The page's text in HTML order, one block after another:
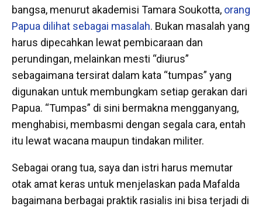
bangsa, menurut akademisi Tamara Soukotta, orang
Papua dilihat sebagai masalah. Bukan masalah yang
harus dipecahkan lewat pembicaraan dan
perundingan, melainkan mesti “diurus”
sebagaimana tersirat dalam kata “tumpas” yang
digunakan untuk membungkam setiap gerakan dari
Papua. “Tumpas” di sini bermakna mengganyang,
menghabisi, membasmi dengan segala cara, entah
itu lewat wacana maupun tindakan militer.
Sebagai orang tua, saya dan istri harus memutar
otak amat keras untuk menjelaskan pada Mafalda
bagaimana berbagai praktik rasialis ini bisa terjadi di